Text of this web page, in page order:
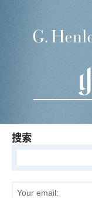
搜索
Your email: